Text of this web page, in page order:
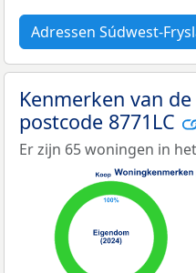
Adressen Súdwest-
Kenmerken van
postcode 8771LC
Er zijn 65 woningen in